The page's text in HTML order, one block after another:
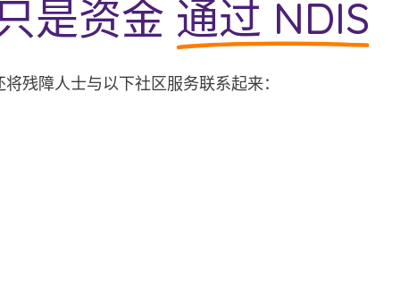
是资金 通过 NDIS
残障人士与以下社区服务联系起来：